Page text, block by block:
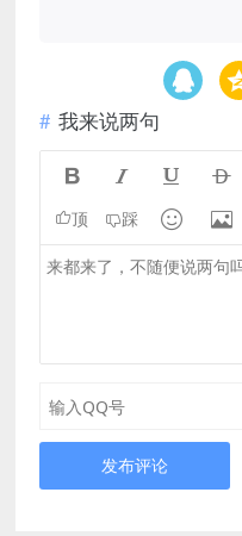
我来说两句
   
顶 踩  
发布评论